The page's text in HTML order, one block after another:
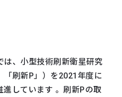
は、小型技術刷新衛星研究
「刷新P」）を2021年度に
進しています 。刷新Pの取